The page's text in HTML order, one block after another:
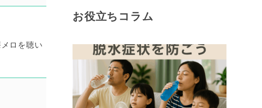
ロを聴い
お役立ちコラム